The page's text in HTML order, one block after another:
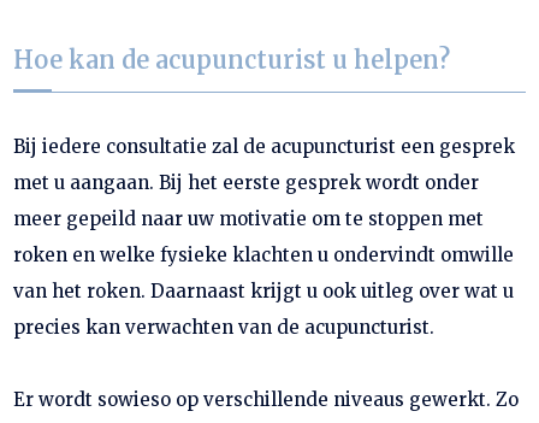
Hoe kan de acupuncturist u helpen?
Bij iedere consultatie zal de acupuncturist een gesprek
met u aangaan. Bij het eerste gesprek wordt onder
meer gepeild naar uw motivatie om te stoppen met
roken en welke fysieke klachten u ondervindt omwille
van het roken. Daarnaast krijgt u ook uitleg over wat u
precies kan verwachten van de acupuncturist.
Er wordt sowieso op verschillende niveaus gewerkt. Zo